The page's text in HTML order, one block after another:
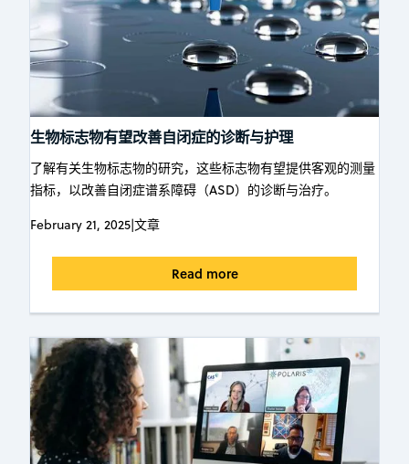
生物标志物有望改善自闭症的诊断与护理
了解有关生物标志物的研究，这些标志物有望提供客观的测量
指标，以改善自闭症谱系障碍（ASD）的诊断与治疗。
February 21, 2025|文章
Read more